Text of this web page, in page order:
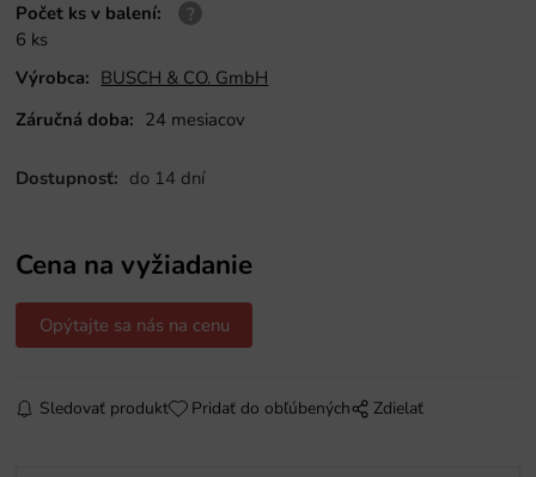
Počet ks v balení:
6 ks
Výrobca: BUSCH & CO. GmbH
Záručná doba: 24 mesiacov
Dostupnosť: do 14 dní
Cena na vyžiadanie
Opýtajte sa nás na cenu
Sledovať produkt Pridať do obľúbených Zdielať